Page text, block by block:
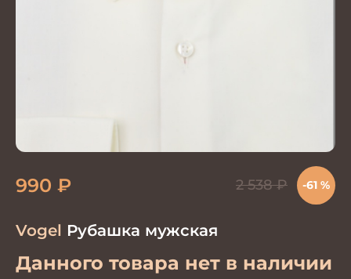
Vogel Рубашка мужская
Данного товара нет в наличии
990 ₽ 2 538₽ -61 %